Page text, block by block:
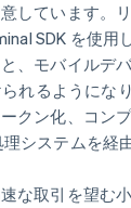
しています。
SDK を使用
、モバイルデ
れるようにな
クン化、コン
システムを経
な取引を望む